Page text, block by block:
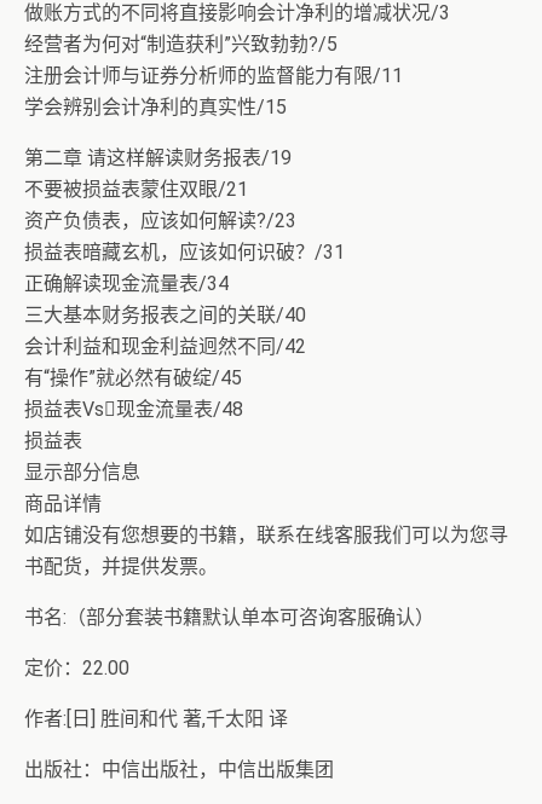
做账方式的不同将直接影响会计净利的增减状况/3
经营者为何对“制造获利”兴致勃勃?/5
注册会计师与证券分析师的监督能力有限/11
学会辨别会计净利的真实性/15
第二章 请这样解读财务报表/19
不要被损益表蒙住双眼/21
资产负债表，应该如何解读?/23
损益表暗藏玄机，应该如何识破？/31
正确解读现金流量表/34
三大基本财务报表之间的关联/40
会计利益和现金利益迥然不同/42
有“操作”就必然有破绽/45
损益表Vs现金流量表/48
损益表
显示部分信息
商品详情
如店铺没有您想要的书籍，联系在线客服我们可以为您寻
书配货，并提供发票。
书名:（部分套装书籍默认单本可咨询客服确认）
定价：22.00
作者:[日] 胜间和代 著,千太阳 译
出版社：中信出版社，中信出版集团